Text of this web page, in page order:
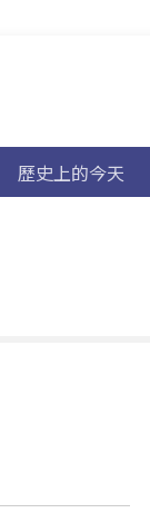
歷史上的今天